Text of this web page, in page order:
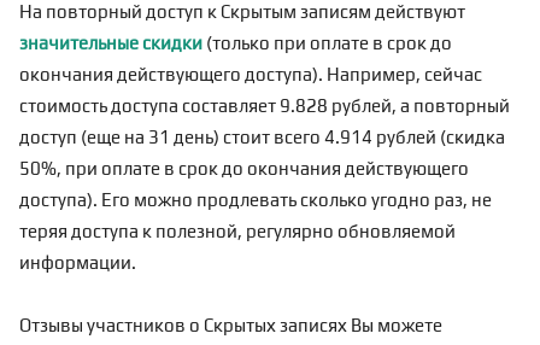
На повторный доступ к Скрытым записям действуют
значительные скидки (только при оплате в срок до
окончания действующего доступа). Например, сейчас
стоимость доступа составляет 9.828 рублей, а повторный
доступ (еще на 31 день) стоит всего 4.914 рублей (скидка
50%, при оплате в срок до окончания действующего
доступа). Его можно продлевать сколько угодно раз, не
теряя доступа к полезной, регулярно обновляемой
информации.
Отзывы участников о Скрытых записях Вы можете